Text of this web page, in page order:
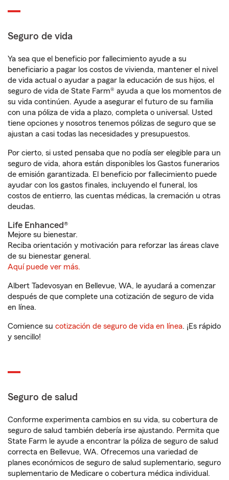
Seguro de vida
Ya sea que el beneficio por fallecimiento ayude a su
beneficiario a pagar los costos de vivienda, mantener el nivel
de vida actual o ayudar a pagar la educación de sus hijos, el
seguro de vida de State Farm® ayuda a que los momentos de
su vida continúen. Ayude a asegurar el futuro de su familia
con una póliza de vida a plazo, completa o universal. Usted
tiene opciones y nosotros tenemos pólizas de seguro que se
ajustan a casi todas las necesidades y presupuestos.
Por cierto, si usted pensaba que no podía ser elegible para un
seguro de vida, ahora están disponibles los Gastos funerarios
de emisión garantizada. El beneficio por fallecimiento puede
ayudar con los gastos finales, incluyendo el funeral, los
costos de entierro, las cuentas médicas, la cremación u otras
deudas.
Life Enhanced®
Mejore su bienestar.
Reciba orientación y motivación para reforzar las áreas clave
de su bienestar general.
Aquí puede ver más.
Albert Tadevosyan en Bellevue, WA, le ayudará a comenzar
después de que complete una cotización de seguro de vida
en línea.
Comience su cotización de seguro de vida en línea. ¡Es rápido
y sencillo!
Seguro de salud
Conforme experimenta cambios en su vida, su cobertura de
seguro de salud también debería irse ajustando. Permita que
State Farm le ayude a encontrar la póliza de seguro de salud
correcta en Bellevue, WA. Ofrecemos una variedad de
planes económicos de seguro de salud suplementario, seguro
suplementario de Medicare o cobertura médica individual.